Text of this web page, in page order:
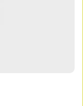
profil